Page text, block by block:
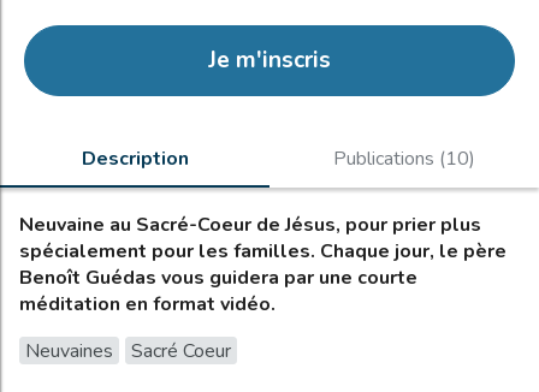
Je m'inscris
Description Publications (10)
Neuvaine au Sacré-Coeur de Jésus, pour prier plus
spécialement pour les familles. Chaque jour, le père
Benoît Guédas vous guidera par une courte
méditation en format vidéo.
Neuvaines
Sacré Coeur